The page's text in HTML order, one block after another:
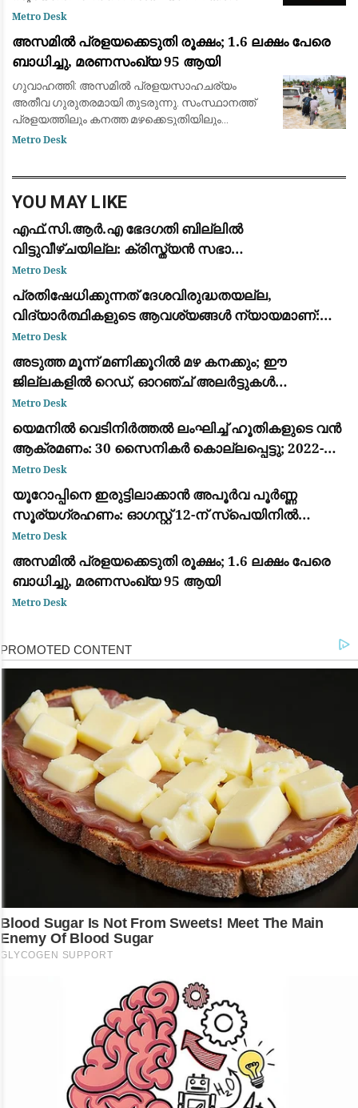
ഒരുങ്ങി ശാസ്ത്രലോകവും ആകാശപ്രേമികളും.
മറയ്ക
Metro Desk
അസമിൽ പ്രളയക്കെടുതി രൂക്ഷം; 1.6 ലക്ഷം പേരെ
ബാധിച്ചു, മരണസംഖ്യ 95 ആയി
ഗുവാഹത്തി: അസമിൽ പ്രളയസാഹചര്യം
അതീവ ഗുരുതരമായി തുടരുന്നു. സംസ്ഥാനത്ത്
പ്രളയത്തിലും കനത്ത മഴക്കെടുതിയിലും
മരിച്ചവരുടെ എണ്ണം 95 ആയി ഉയർന്നു. 14
Metro Desk
YOU MAY LIKE
എഫ്.സി.ആർ.എ ഭേദഗതി ബില്ലിൽ
വിട്ടുവീഴ്ചയില്ല: ക്രിസ്ത്യൻ സഭാ
നേതൃത്വവുമായുള്ള ചർച്ചയിൽ മാറ്റമില്ലാതെ
കേന്ദ്ര നിലപാട്
Metro Desk
പ്രതിഷേധിക്കുന്നത് ദേശവിരുദ്ധതയല്ല,
വിദ്യാർത്ഥികളുടെ ആവശ്യങ്ങൾ ന്യായമാണ്:
ആർ.എസ്.എസ് മേധാവി മോഹൻ ഭാഗവത്
Metro Desk
അടുത്ത മൂന്ന് മണിക്കൂറിൽ മഴ കനക്കും; ഈ
ജില്ലകളിൽ റെഡ്, ഓറഞ്ച് അലർട്ടുകൾ
പ്രഖ്യാപിച്ചു
Metro Desk
യെമനിൽ വെടിനിർത്തൽ ലംഘിച്ച് ഹൂതികളുടെ വൻ
ആക്രമണം: 30 സൈനികർ കൊല്ലപ്പെട്ടു; 2022-ന്
ശേഷമുള്ള ഏറ്റവും വലിയ ഏറ്റുമുട്ടൽ
Metro Desk
യൂറോപ്പിനെ ഇരുട്ടിലാക്കാൻ അപൂർവ പൂർണ്ണ
സൂര്യഗ്രഹണം: ഓഗസ്റ്റ് 12-ന് സ്പെയിനിൽ
പ്രകൃതിയുടെ വിസ്മയക്കാഴ്ച
Metro Desk
അസമിൽ പ്രളയക്കെടുതി രൂക്ഷം; 1.6 ലക്ഷം പേരെ
ബാധിച്ചു, മരണസംഖ്യ 95 ആയി
Metro Desk